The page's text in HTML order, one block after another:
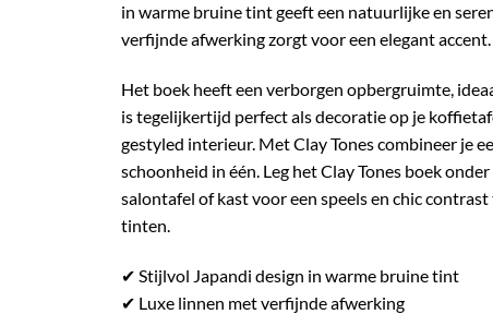
in warme bruine tint geeft een natuurlijke en
verfijnde afwerking zorgt voor een elegant accent.
Het boek heeft een verborgen opbergruimte,
is tegelijkertijd perfect als decoratie op je
gestyled interieur. Met Clay Tones combineer je
schoonheid in één. Leg het Clay Tones boek
salontafel of kast voor een speels en chic
tinten.
✔ Stijlvol Japandi design in warme bruine tint
✔ Luxe linnen met verfijnde afwerking